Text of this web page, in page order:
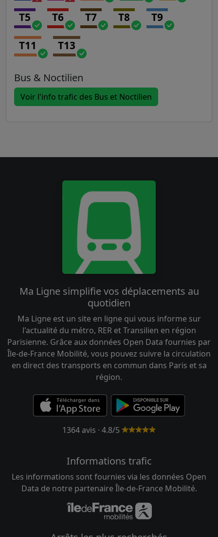
T5 T6 T7 T8 T9
T11 T13
Bus & Noctilien
Voir l'info trafic des Bus et Noctilien
Ma Ligne simplifie vos déplacements au
quotidien
Ma Ligne est un site en ligne qui vous informe sur
l'actualité du métro, RER et Transilien en région
Parisienne. Grâce aux données Open Data fournies par
Île-de-France Mobilité, vous pouvez suivre la circulation
en direct des transports en commun dans Paris et sa
région.
1364 avis · 4.8/5
Informations trafic
Les informations sont fournies via les données Open
Data de notre partenaire Île-de-France Mobilité.